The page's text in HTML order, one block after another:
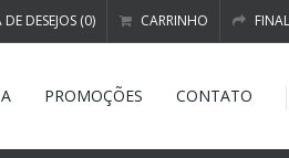
DE DESEJOS (0) CARRINHO
PROMOÇÕES CONTATO